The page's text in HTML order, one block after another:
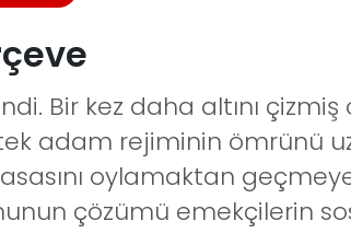
Bir kez daha altını
adam rejiminin ömrünü
oylamaktan
çözümü emekçilerin